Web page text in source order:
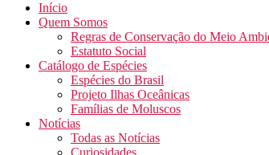
Início
Quem Somos
Regras de Conservação do Meio
Estatuto Social
Catálogo de Espécies
Espécies do Brasil
Projeto Ilhas Oceânicas
Famílias de Moluscos
Notícias
Todas as Notícias
Curiosidades